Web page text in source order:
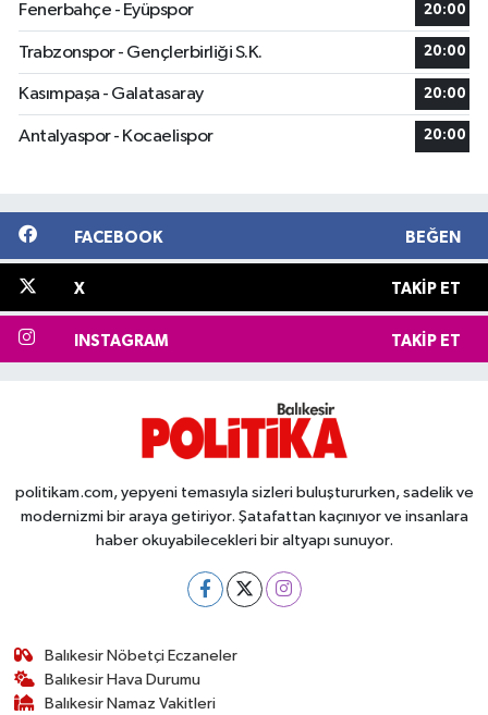
Fenerbahçe - Eyüpspor 20:00
Trabzonspor - Gençlerbirliği S.K. 20:00
Kasımpaşa - Galatasaray 20:00
Antalyaspor - Kocaelispor 20:00
FACEBOOK BEĞEN
X TAKIP ET
INSTAGRAM TAKIP ET
politikam.com, yepyeni temasıyla sizleri buluştururken, sadelik ve
modernizmi bir araya getiriyor. Şatafattan kaçınıyor ve insanlara
haber okuyabilecekleri bir altyapı sunuyor.
Balıkesir Nöbetçi Eczaneler
Balıkesir Hava Durumu
Balıkesir Namaz Vakitleri